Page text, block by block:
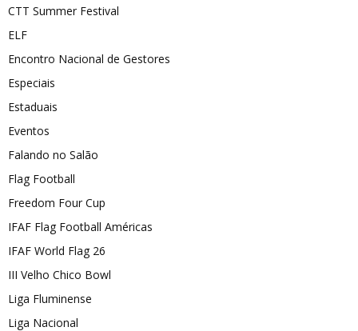
CTT Summer Festival
ELF
Encontro Nacional de Gestores
Especiais
Estaduais
Eventos
Falando no Salão
Flag Football
Freedom Four Cup
IFAF Flag Football Américas
IFAF World Flag 26
III Velho Chico Bowl
Liga Fluminense
Liga Nacional